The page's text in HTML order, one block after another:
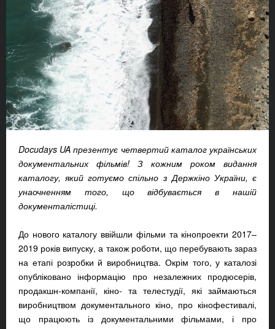
Docudays UA презентує четвертий каталог українських
документальних фільмів! З кожним роком видання
каталогу, який готуємо спільно з Держкіно України, є
унаочненням того, що відбувається в нашій
документалістиці.
До нового каталогу ввійшли фільми та кінопроекти 2017–
2019 років випуску, а також роботи, що перебувають зараз
на етапі розробки й виробництва. Окрім того, у каталозі
опубліковано інформацію про незалежних продюсерів,
продакшн-компанії, кіно- та телестудії, які займаються
виробництвом документального кіно, про кінофестивалі,
що працюють із документальними фільмами, і про